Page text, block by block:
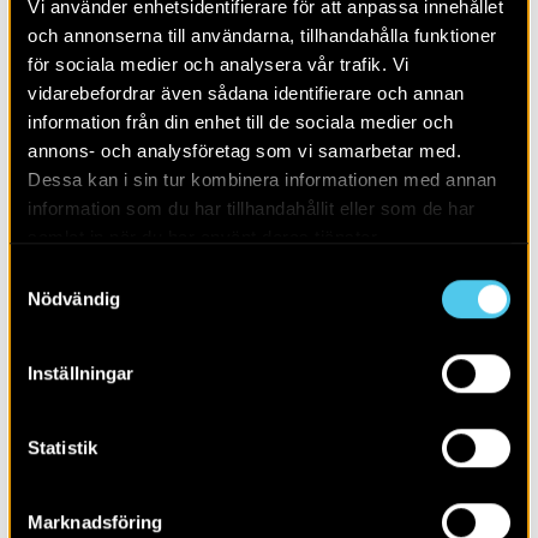
Vi använder enhetsidentifierare för att anpassa innehållet
och annonserna till användarna, tillhandahålla funktioner
för sociala medier och analysera vår trafik. Vi
vidarebefordrar även sådana identifierare och annan
information från din enhet till de sociala medier och
annons- och analysföretag som vi samarbetar med.
Dessa kan i sin tur kombinera informationen med annan
information som du har tillhandahållit eller som de har
Nödvändig
Inställningar
Statistik
Marknadsföring
Lotta Stenqvist gräver ut och tar prover i en trätunna vid platsen
för det gamla Spinnhuset i Norrköping. I tunnan från 1700-talet
trädgårdsmålla, sommargyllen, kål/kålrot och rova. I andra
tunnor och gropar i närheten fanns latrinavfall med kärnor från
bland annat hallon, fikon, kummin, russin och nypon. Foto:
Ett lite knepigare källmaterial är själva odlingsjorden.
Här har vi visserligen chansen att få syn på precis vad
som odlats just här, men tolkningen är mer komplex.
Hittar vi till exempel humlefrukter så skulle man kunna